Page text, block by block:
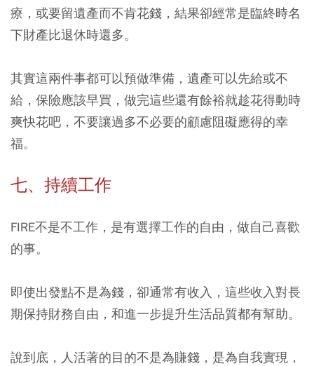
療，或要留遺產而不肯花錢，結果卻經常是臨終時名
下財產比退休時還多。
其實這兩件事都可以預做準備， 遺產可以先給或不
給，保險應該早買，做完這些還有餘裕就趁花得動時
爽快花吧，不要讓過多不必要的顧慮阻礙應得的幸
福。
七、持續工作
FIRE不是不工作，是有選擇工作的自由，做自己喜歡
的事。
即使出發點不是為錢，卻通常有收入，這些收入對長
期保持財務自由，和進一步提升生活品質都有幫助。
說到底，人活著的目的不是為賺錢，是為自我實現，